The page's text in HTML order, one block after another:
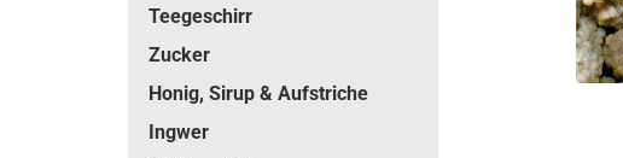
Teegeschirr
Zucker
Honig, Sirup & Aufstriche
Ingwer